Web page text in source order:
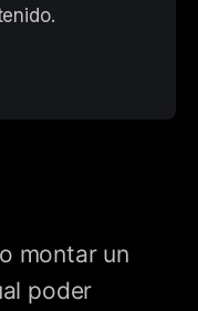
montar un
poder